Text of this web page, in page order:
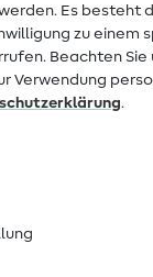
Es besteht
zu einem
Beachten Sie
Verwendung
.